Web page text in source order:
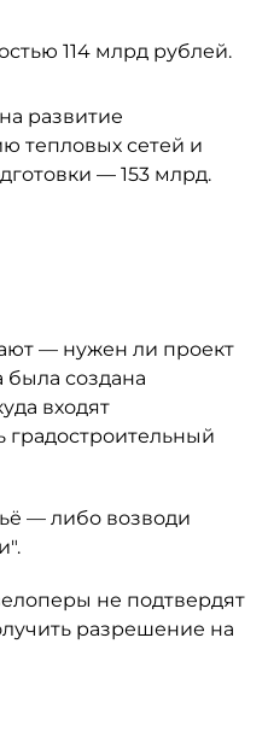
114 млрд рублей.
развитие
тепловых сетей и
— 153 млрд.
— нужен ли проект
была создана
входят
градостроительный
— либо возводи
не подтвердят
разрешение на